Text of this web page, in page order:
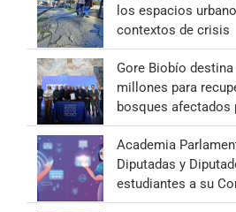
los espacios
contextos de crisis
Gore Biobío destina
millones para
bosques afectados
Academia
Diputadas y
estudiantes a su